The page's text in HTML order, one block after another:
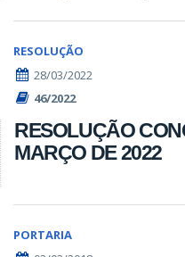
RESOLUÇÃO
28/03/2022
46/2022
RESOLUÇÃO
MARÇO DE 2022
PORTARIA